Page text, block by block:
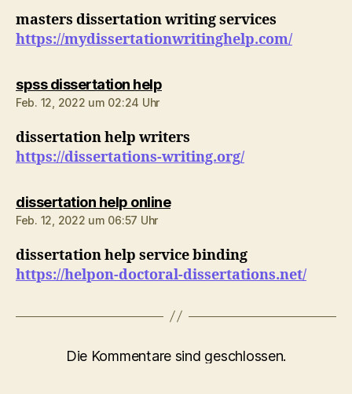
masters dissertation writing services
https://mydissertationwritinghelp.com/
spss dissertation helpsagt:
Feb. 12, 2022 um 02:24 Uhr
dissertation help writers
https://dissertations-writing.org/
dissertation help onlinesagt:
Feb. 12, 2022 um 06:57 Uhr
dissertation help service binding
https://helpon-doctoral-dissertations.net/
Die Kommentare sind geschlossen.